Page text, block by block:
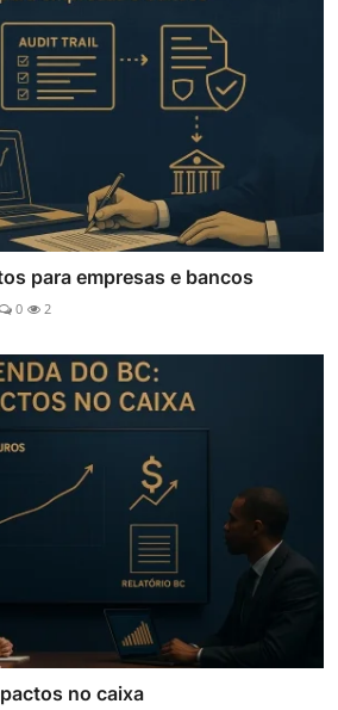
para empresas e bancos
0 2
no caixa